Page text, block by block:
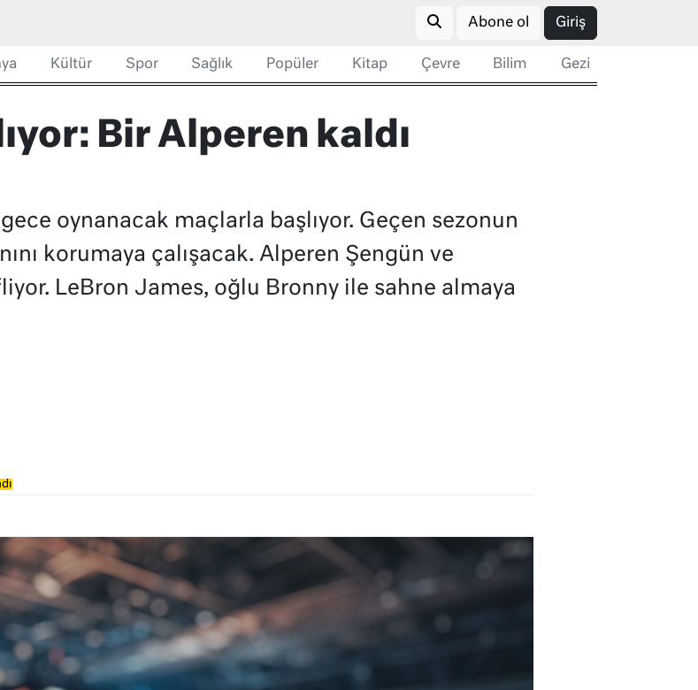
Abone ol Giriş
Kültür Spor Sağlık Popüler Kitap Çevre Bilim Gezi
Bir Alperen kaldı
oynanacak maçlarla başlıyor. Geçen sezonun
korumaya çalışacak. Alperen Şengün ve
LeBron James, oğlu Bronny ile sahne almaya